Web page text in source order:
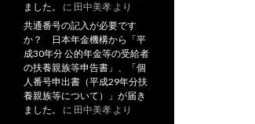
ました。
に 田中美孝 より
共通番号の記入が必要です
か？ 日本年金機構から「平
成30年分 公的年金等の受給者
の扶養親族等申告書」、「個
人番号申出書（平成29年分扶
養親族等について）」が届き
ました。
に 田中美孝 より